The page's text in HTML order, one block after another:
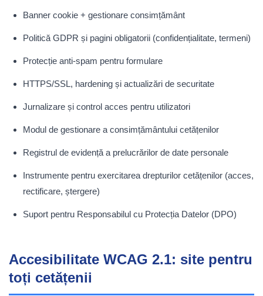
Banner cookie + gestionare consimțământ
Politică GDPR și pagini obligatorii (confidențialitate, termeni)
Protecție anti-spam pentru formulare
HTTPS/SSL, hardening și actualizări de securitate
Jurnalizare și control acces pentru utilizatori
Modul de gestionare a consimțământului cetățenilor
Registrul de evidență a prelucrărilor de date personale
Instrumente pentru exercitarea drepturilor cetățenilor (acces,
rectificare, ștergere)
Suport pentru Responsabilul cu Protecția Datelor (DPO)
Accesibilitate WCAG 2.1: site pentru
toți cetățenii